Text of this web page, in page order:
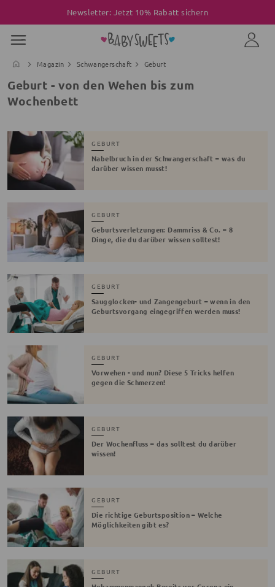
Newsletter: Jetzt 10% Rabatt sichern
Magazin Schwangerschaft Geburt
Geburt - von den Wehen bis zum
Wochenbett
GEBURT
Nabelbruch in der Schwangerschaft – was du
darüber wissen musst!
GEBURT
Geburtsverletzungen: Dammriss & Co. – 8
Dinge, die du darüber wissen solltest!
GEBURT
Saugglocken- und Zangengeburt – wenn in den
Geburtsvorgang eingegriffen werden muss!
GEBURT
Vorwehen - und nun? Diese 5 Tricks helfen
gegen die Schmerzen!
GEBURT
Der Wochenfluss – das solltest du darüber
wissen!
GEBURT
Die richtige Geburtsposition – Welche
Möglichkeiten gibt es?
GEBURT